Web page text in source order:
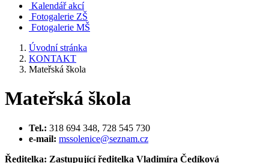
Kalendář akcí
Fotogalerie ZŠ
Fotogalerie MŠ
Úvodní stránka
KONTAKT
Mateřská škola
Mateřská škola
Tel.: 318 694 348, 728 545 730
e-mail: mssolenice@seznam.cz
Ředitelka: Zastupující ředitelka Vladimíra Čedíková